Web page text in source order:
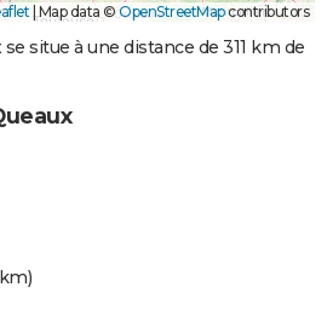
|Map data ©OpenStreetMapcontributors
situe à une distance de 311 km de